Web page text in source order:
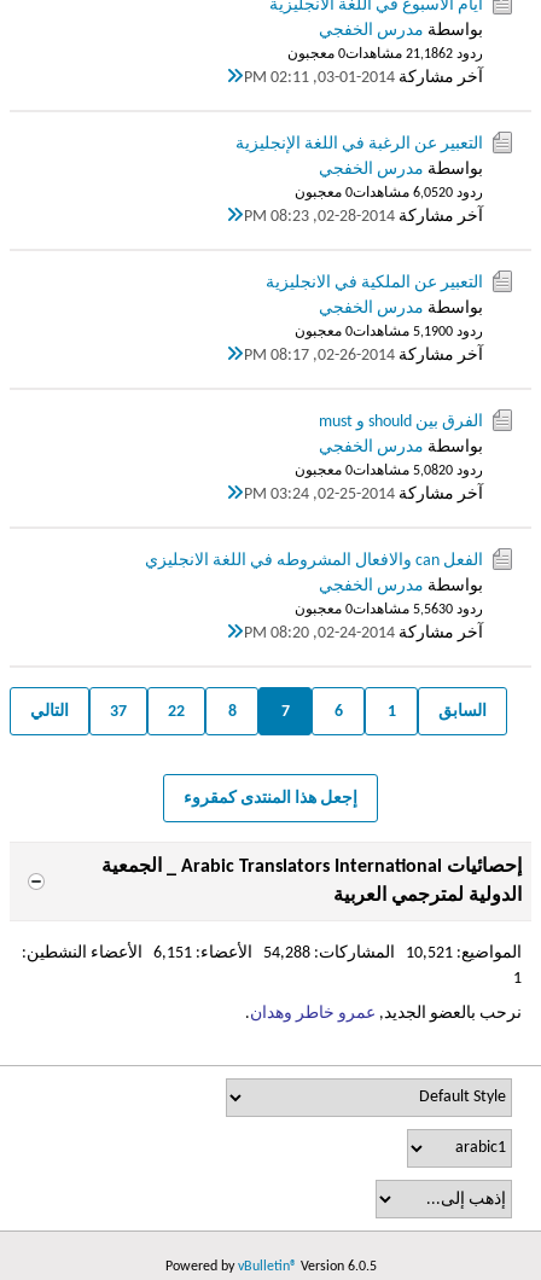
ايام الاسبوع في اللغة الانجليزية
بواسطة مدرس الخفجي
ردود 2 21,186 مشاهدات 0 معجبون
آخر مشاركة 03-01-2014, 02:11 PM
التعبير عن الرغبة في اللغة الإنجليزية
بواسطة مدرس الخفجي
ردود 0 6,052 مشاهدات 0 معجبون
آخر مشاركة 02-28-2014, 08:23 PM
التعبير عن الملكية في الانجليزية
بواسطة مدرس الخفجي
ردود 0 5,190 مشاهدات 0 معجبون
آخر مشاركة 02-26-2014, 08:17 PM
الفرق بين should و must‏
بواسطة مدرس الخفجي
ردود 0 5,082 مشاهدات 0 معجبون
آخر مشاركة 02-25-2014, 03:24 PM
الفعل can والافعال المشروطه في اللغة الانجليزي
بواسطة مدرس الخفجي
ردود 0 5,563 مشاهدات 0 معجبون
آخر مشاركة 02-24-2014, 08:20 PM
السابق 1
6
7
8
22
37 التالي
إجعل هذا المنتدى كمقروء
إحصائيات Arabic Translators International _ الجمعية
الدولية لمترجمي العربية
المواضيع: 10,521 المشاركات: 54,288 الأعضاء: 6,151 الأعضاء النشطين:
1
نرحب بالعضو الجديد, عمرو خاطر وهدان.
Powered byvBulletin® Version 6.0.5